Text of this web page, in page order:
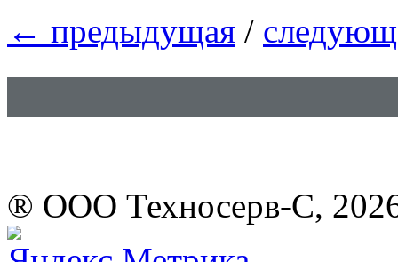
← предыдущая /
® ООО Техносерв-С,